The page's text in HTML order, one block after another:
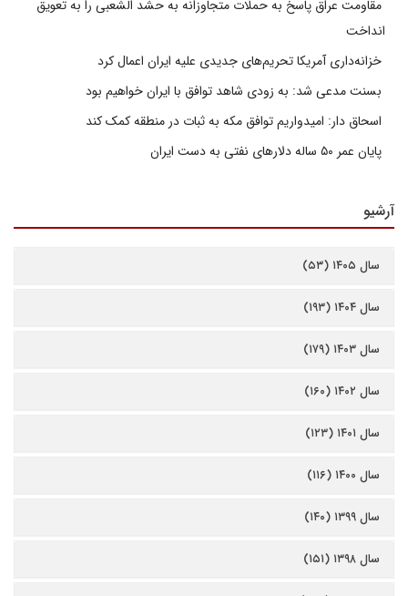
مقاومت عراق پاسخ به حملات متجاوزانه به حشد الشعبی را به تعویق
انداخت
خزانه‌داری آمریکا تحریم‌های جدیدی علیه ایران اعمال کرد
بسنت مدعی شد: به زودی شاهد توافق با ایران خواهیم بود
اسحاق دار: امیدواریم توافق مکه به ثبات در منطقه کمک کند
پایان عمر ۵۰ ساله دلارهای نفتی به دست ایران
آرشیو
سال ۱۴۰۵ (۵۳)
سال ۱۴۰۴ (۱۹۳)
سال ۱۴۰۳ (۱۷۹)
سال ۱۴۰۲ (۱۶۰)
سال ۱۴۰۱ (۱۲۳)
سال ۱۴۰۰ (۱۱۶)
سال ۱۳۹۹ (۱۴۰)
سال ۱۳۹۸ (۱۵۱)